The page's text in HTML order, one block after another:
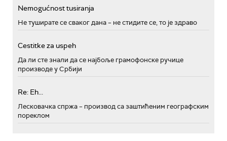
Nemogućnost tusiranja
Не туширате се сваког дана – не стидите се, то је здраво
Cestitke za uspeh
Да ли сте знали да се најбоље грамофонске ручице
производе у Србији
Re: Eh...
Лесковачка спржа – производ са заштићеним географским
пореклом